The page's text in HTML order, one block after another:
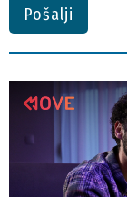
Pošalji